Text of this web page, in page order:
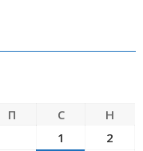
П С Н
1
2